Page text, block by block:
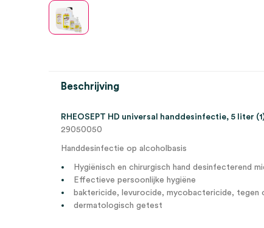
Beschrijving
RHEOSEPT HD universal handdesinfectie, 5 liter
29050050
Handdesinfectie op alcoholbasis
Hygiënisch en chirurgisch hand desinfecterend
Effectieve persoonlijke hygiëne
baktericide, levurocide, mycobactericide, tegen
dermatologisch getest